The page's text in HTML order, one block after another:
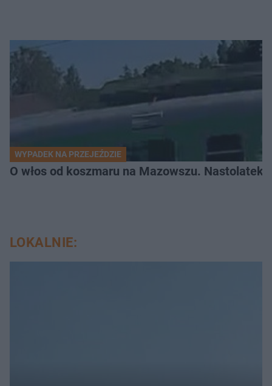
WYPADEK NA PRZEJEŹDZIE
O włos od koszmaru na Mazowszu. Nastolatek
LOKALNIE: